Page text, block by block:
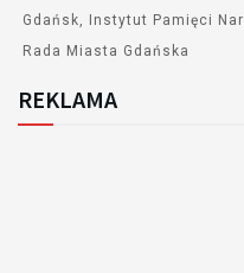
Gdańsk
Instytut Pamięci
Rada Miasta Gdańska
REKLAMA